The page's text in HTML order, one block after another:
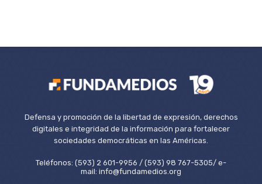
Defensa y promoción de la libertad de expresión, derechos
digitales e integridad de la información para fortalecer
sociedades democráticas en las Américas.
Teléfonos: (593) 2 601-9956 / (593) 98 767-5305/ e-
mail: info@fundamedios.org